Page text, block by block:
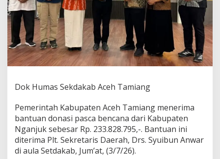
o
n
D
a
r
K
a
u
p
a
t
e
n
Dok Humas Sekdakab Aceh Tamiang
Pemerintah Kabupaten Aceh Tamiang menerima
bantuan donasi pasca bencana dari Kabupaten
Nganjuk sebesar Rp. 233.828.795,-. Bantuan ini
diterima Plt. Sekretaris Daerah, Drs. Syuibun Anwar
di aula Setdakab, Jum’at, (3/7/26).